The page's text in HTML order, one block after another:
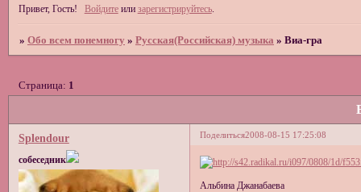
Привет, Гость! Войдитеили зарегистрируйтесь.
» Обо всем понемногу » Русская(Российская) музыка » Виа-гра
Страница: 1
Поделиться2008-08-15 17:25:08
Splendour
собеседник
Альбина Джанабаева